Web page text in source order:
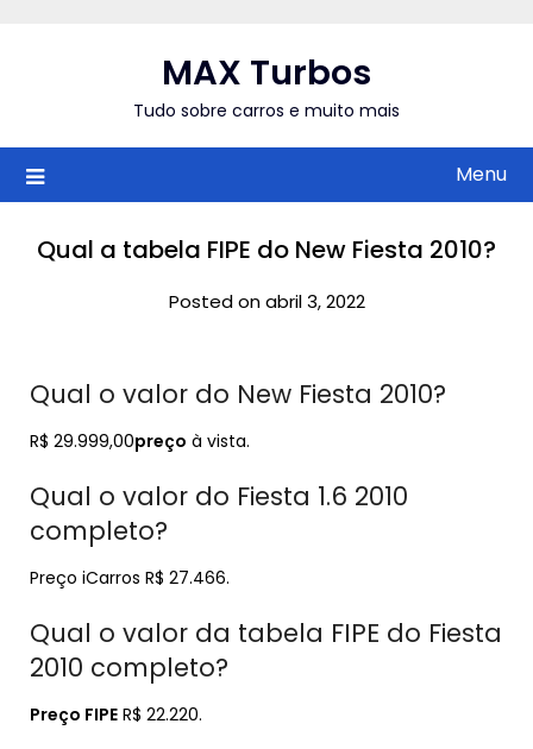
MAX Turbos
Tudo sobre carros e muito mais
Menu
Qual a tabela FIPE do New Fiesta 2010?
Posted on abril 3, 2022
Qual o valor do New Fiesta 2010?
R$ 29.999,00preço à vista.
Qual o valor do Fiesta 1.6 2010
completo?
Preço iCarros R$ 27.466.
Qual o valor da tabela FIPE do Fiesta
2010 completo?
Preço FIPE R$ 22.220.